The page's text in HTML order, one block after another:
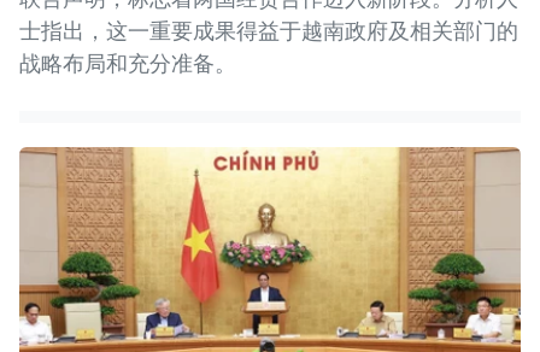
士指出，这一重要成果得益于越南政府及相关部门的
战略布局和充分准备。